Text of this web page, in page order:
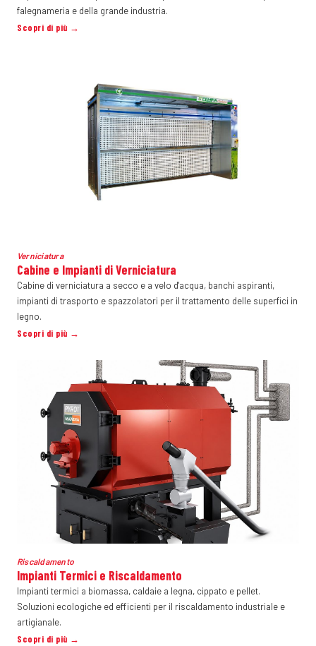
falegnameria e della grande industria.
Scopri di più →
Verniciatura
Cabine e Impianti di Verniciatura
Cabine di verniciatura a secco e a velo d'acqua, banchi aspiranti,
impianti di trasporto e spazzolatori per il trattamento delle superfici in
legno.
Scopri di più →
Riscaldamento
Impianti Termici e Riscaldamento
Impianti termici a biomassa, caldaie a legna, cippato e pellet.
Soluzioni ecologiche ed efficienti per il riscaldamento industriale e
artigianale.
Scopri di più →